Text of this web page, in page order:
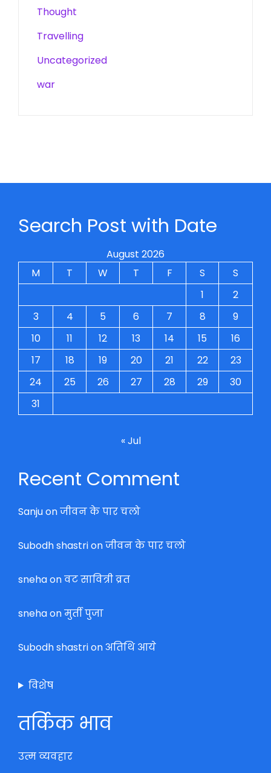
Thought
Travelling
Uncategorized
war
Search Post with Date
August 2026
M
T W T F S
S
1
2
3
4 5 6 7 8
9
10
11 12 13 14 15
16
17
18 19 20 21 22
23
24
25 26 27 28 29
30
31
« Jul
Recent Comment
Sanjuonजीवन के पार चलो
Subodh shastrionजीवन के पार चलो
snehaonवट सावित्री व्रत
snehaonमुर्ती पुजा
Subodh shastrionअतिथि आये
विशेष
तर्किक भाव
उत्म व्यवहार